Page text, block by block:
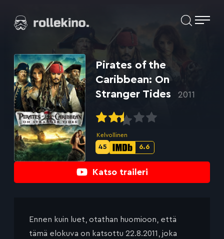
suoraan
Elokuvat ja elokuva-arviot | Rollekino.fi
lopputekstien
jälkeen.
Katso traileri
Pirates of the
Caribbean: On
Stranger Tides
2011
Kelvollinen
IMDb-
pisteet:
6.6
Metascore-
45
Ennen kuin luet, otathan huomioon, että
tämä elokuva on katsottu 22.8.2011, joka